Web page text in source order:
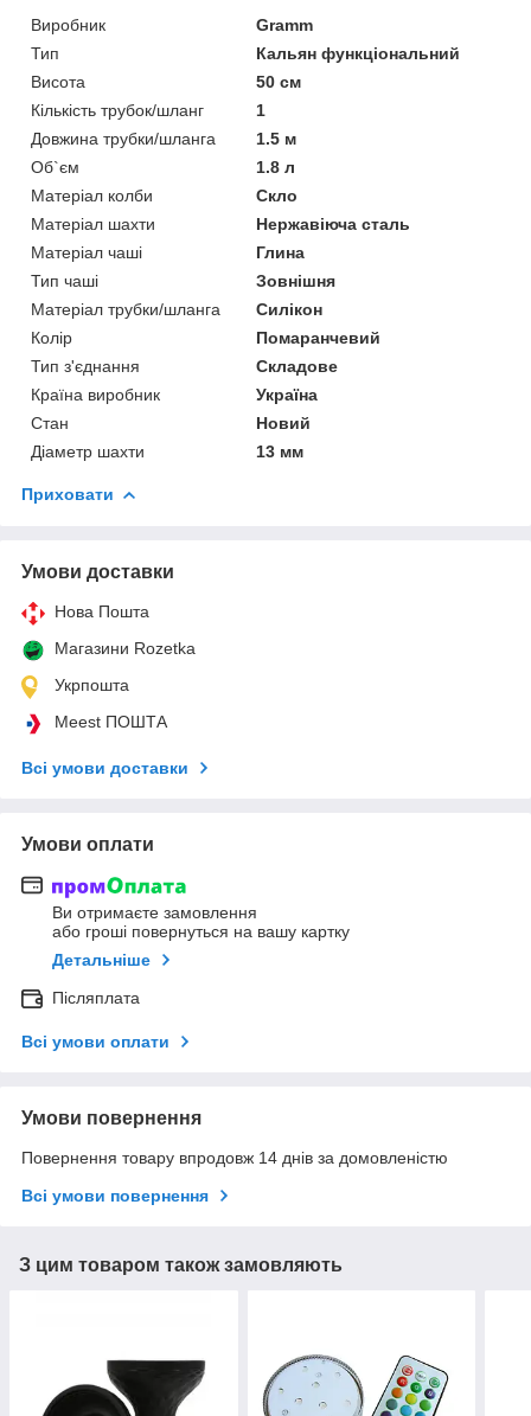
Виробник
Gramm
Тип
Кальян функціональний
Висота
50 см
Кількість трубок/шланг
1
Довжина трубки/шланга
1.5 м
Об`єм
1.8 л
Матеріал колби
Скло
Матеріал шахти
Нержавіюча сталь
Матеріал чаші
Глина
Тип чаші
Зовнішня
Матеріал трубки/шланга
Силікон
Колір
Помаранчевий
Тип з'єднання
Складове
Країна виробник
Україна
Стан
Новий
Діаметр шахти
13 мм
Приховати
Умови доставки
Нова Пошта
Магазини Rozetka
Укрпошта
Meest ПОШТА
Всі умови доставки
Умови оплати
Ви отримаєте замовлення
або гроші повернуться на вашу картку
Детальніше
Післяплата
Всі умови оплати
Умови повернення
Повернення товару впродовж 14 днів за домовленістю
Всі умови повернення
З цим товаром також замовляють